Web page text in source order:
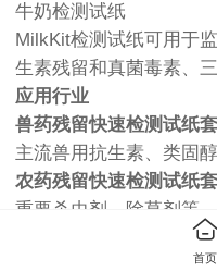
牛奶检测试纸
MilkKit检测试纸可用于
生素残留和真菌毒素、三
应用行业
兽药残留快速检测试纸
主流兽用抗生素、类固
农药残留快速检测试纸
重要杀虫剂、除草剂等。
霉菌毒素快速检测试纸套
适用于黄曲霉毒素M1检首页